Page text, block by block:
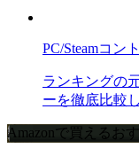
PC/Steamコン
ランキングの
ーを徹底比較
Amazonで買えるお